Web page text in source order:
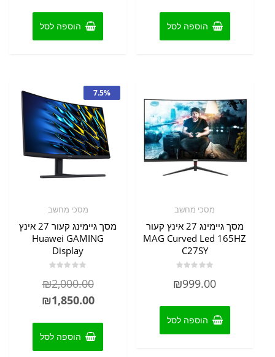
הוספה לסל הוספה לסל
מסכי מחשב
מסך גיימינג 27 אינץ קעור
MAG Curved Led 165HZ
C27SY
0
₪999.00
הוספה לסל
7.5%
מסכי מחשב
מסך גיימינג קעור 27 אינץ
Huawei GAMING
Display
0
5
₪2,000.00 המחיר
המקורי₪1,850.00
הוא:הוספה לסל